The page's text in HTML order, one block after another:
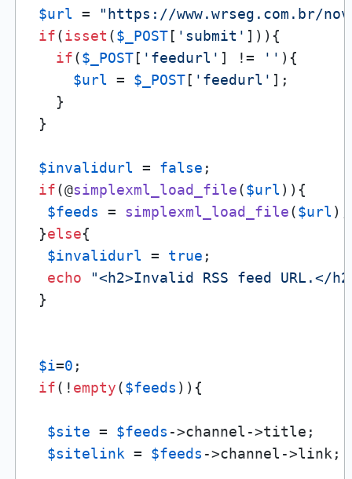
$url =
"https://www.wrseg.com.br/
if(isset ($_POST[ 'submit' ])){
if($_POST[ 'feedurl' ] != '' ){
$url = $_POST[ 'feedurl' ];
   }
}
$invalidurl = false ;
if(@simplexml_load_file($url)){
$feeds = simplexml_load_file($url);
}else{
$invalidurl = true ;
echo
"<h2>Invalid RSS feed URL.</
}
$i=0 ;
if(! empty($feeds )){
$site = $feeds ->channel->title;
$sitelink = $feeds ->channel->link;